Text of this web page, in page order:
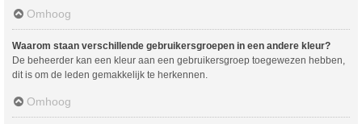
Omhoog
Waarom staan verschillende gebruikersgroepen in een andere kleur?
De beheerder kan een kleur aan een gebruikersgroep toegewezen hebben,
dit is om de leden gemakkelijk te herkennen.
Omhoog